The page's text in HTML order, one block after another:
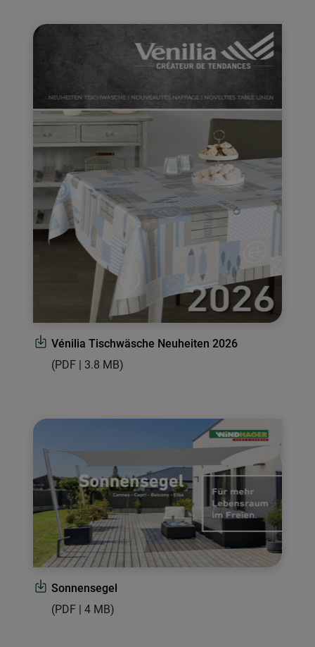
Vénilia Tischwäsche Neuheiten 2026
(PDF | 3.8 MB)
Sonnensegel
(PDF | 4 MB)